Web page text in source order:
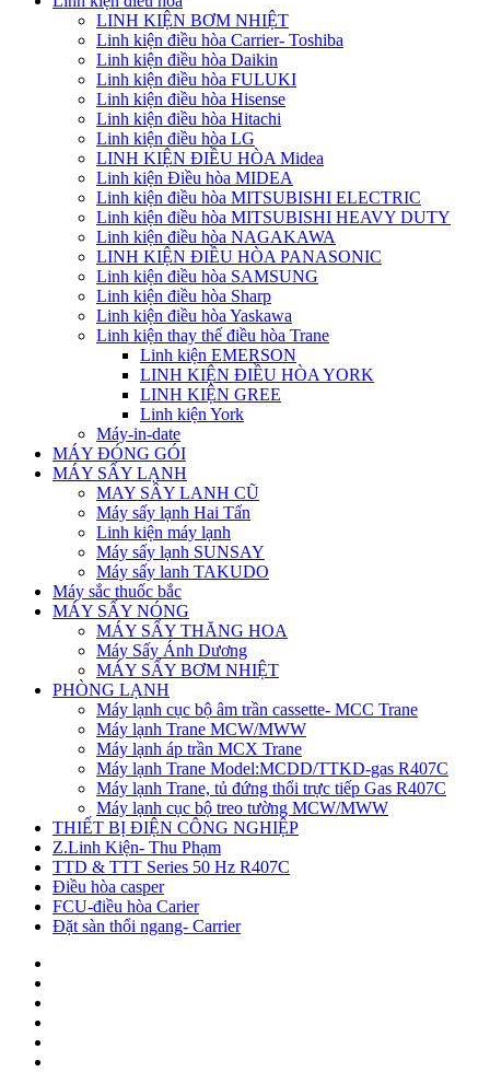
LINH KIỆN BƠM NHIỆT
Linh kiện điều hòa Carrier- Toshiba
Linh kiện điều hòa Daikin
Linh kiện điều hòa FULUKI
Linh kiện điều hòa Hisense
Linh kiện điều hòa Hitachi
Linh kiện điều hòa LG
LINH KIỆN ĐIỀU HÒA Midea
Linh kiện Điều hòa MIDEA
Linh kiện điều hòa MITSUBISHI ELECTRIC
Linh kiện điều hòa MITSUBISHI HEAVY DUTY
Linh kiện điều hòa NAGAKAWA
LINH KIỆN ĐIỀU HÒA PANASONIC
Linh kiện điều hòa SAMSUNG
Linh kiện điều hòa Sharp
Linh kiện điều hòa Yaskawa
Linh kiện thay thế điều hòa Trane
Linh kiện EMERSON
LINH KIỆN ĐIỀU HÒA YORK
LINH KIỆN GREE
Linh kiện York
Máy-in-date
MÁY ĐÓNG GÓI
MÁY SẤY LẠNH
MAY SÂY LANH CŨ
Máy sấy lạnh Hai Tấn
Linh kiện máy lạnh
Máy sấy lạnh SUNSAY
Máy sấy lanh TAKUDO
Máy sắc thuốc bắc
MÁY SẤY NÓNG
MÁY SẤY THĂNG HOA
Máy Sấy Ánh Dương
MÁY SẤY BƠM NHIỆT
PHÒNG LẠNH
Máy lạnh cục bộ âm trần cassette- MCC Trane
Máy lạnh Trane MCW/MWW
Máy lạnh áp trần MCX Trane
Máy lạnh Trane Model:MCDD/TTKD-gas R407C
Máy lạnh Trane, tủ đứng thổi trực tiếp Gas R407C
Máy lạnh cục bộ treo tường MCW/MWW
THIẾT BỊ ĐIỆN CÔNG NGHIỆP
Z.Linh Kiện- Thu Phạm
TTD & TTT Series 50 Hz R407C
Điều hòa casper
FCU-điều hòa Carier
Đặt sàn thổi ngang- Carrier